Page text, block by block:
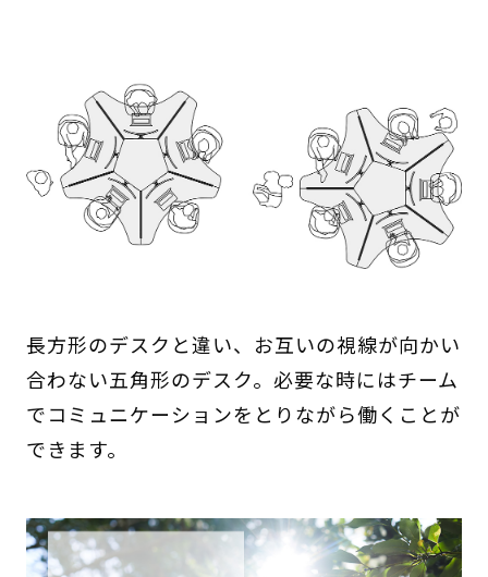
長方形のデスクと違い、お互いの視線が向かい
合わない五角形のデスク。必要な時にはチーム
でコミュニケーションをとりながら働くことが
できます。